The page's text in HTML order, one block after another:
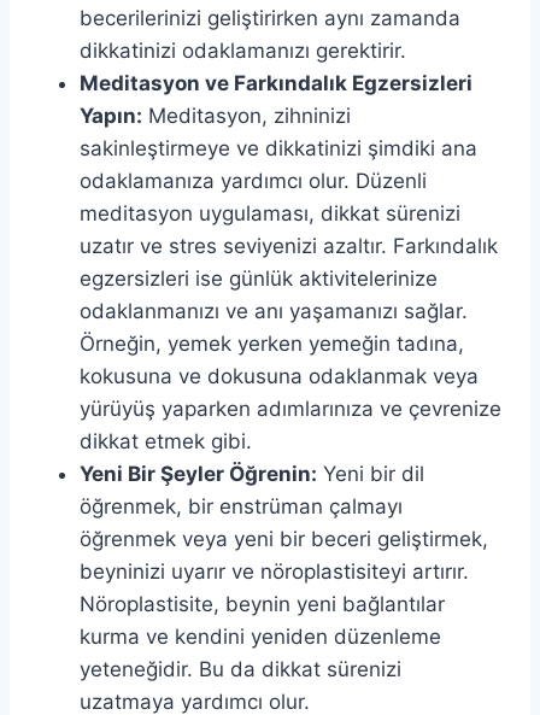
becerilerinizi geliştirirken aynı zamanda
dikkatinizi odaklamanızı gerektirir.
Meditasyon ve Farkındalık Egzersizleri
Yapın: Meditasyon, zihninizi
sakinleştirmeye ve dikkatinizi şimdiki ana
odaklamanıza yardımcı olur. Düzenli
meditasyon uygulaması, dikkat sürenizi
uzatır ve stres seviyenizi azaltır. Farkındalık
egzersizleri ise günlük aktivitelerinize
odaklanmanızı ve anı yaşamanızı sağlar.
Örneğin, yemek yerken yemeğin tadına,
kokusuna ve dokusuna odaklanmak veya
yürüyüş yaparken adımlarınıza ve çevrenize
dikkat etmek gibi.
Yeni Bir Şeyler Öğrenin: Yeni bir dil
öğrenmek, bir enstrüman çalmayı
öğrenmek veya yeni bir beceri geliştirmek,
beyninizi uyarır ve nöroplastisiteyi artırır.
Nöroplastisite, beynin yeni bağlantılar
kurma ve kendini yeniden düzenleme
yeteneğidir. Bu da dikkat sürenizi
uzatmaya yardımcı olur.